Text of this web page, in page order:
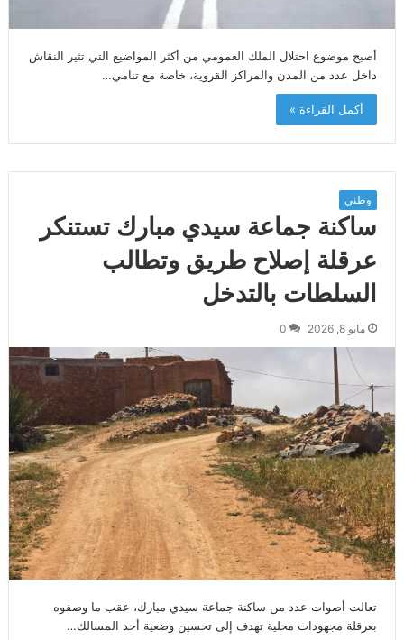
أصبح موضوع احتلال الملك العمومي من أكثر المواضيع التي تثير النقاش
داخل عدد من المدن والمراكز القروية، خاصة مع تنامي…
أكمل القراءة »
وطني
ساكنة جماعة سيدي مبارك تستنكر
عرقلة إصلاح طريق وتطالب
السلطات بالتدخل
مايو 8, 2026 0
تعالت أصوات عدد من ساكنة جماعة سيدي مبارك، عقب ما وصفوه
بعرقلة مجهودات محلية تهدف إلى تحسين وضعية أحد المسالك…